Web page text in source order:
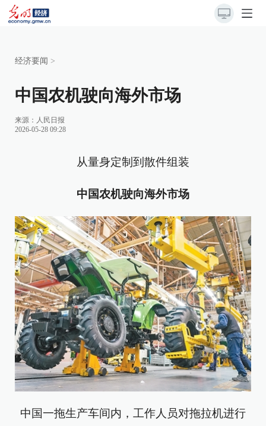
经济要闻 >
中国农机驶向海外市场
来源： 人民日报
2026-05-28 09:28
从量身定制到散件组装
中国农机驶向海外市场
中国一拖生产车间内，工作人员对拖拉机进行